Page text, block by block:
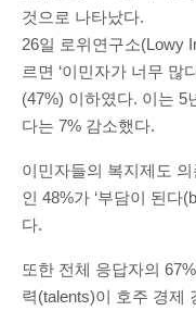
것으로 나타났다.
26일 로위연구소(Lowy
르면 ‘이민자가 너무 많
(47%) 이하였다. 이는 5
다는 7% 감소했다.
이민자들의 복지제도
인 48%가 ‘부담이 된다
다.
또한 전체 응답자의
력(talents)이 호주 경제